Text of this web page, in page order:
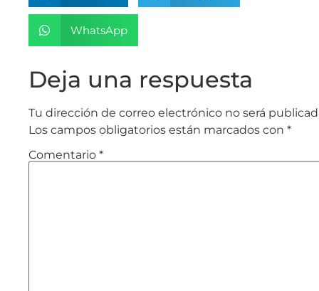
WhatsApp
Deja una respuesta
Tu dirección de correo electrónico no será
Los campos obligatorios están marcados con *
Comentario *